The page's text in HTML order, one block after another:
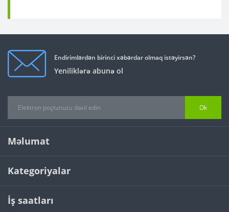
Endirimlərdən birinci xəbərdar olmaq istəyirsən?
Yeniliklərə abunə ol
Ok
Məlumat
Kategoriyalar
İş saatları